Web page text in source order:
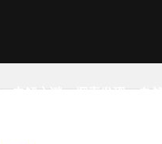
未解之谜 探索发现 自